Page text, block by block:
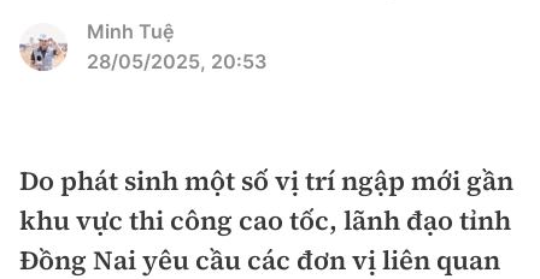
Mới nhất
Chính trị
Xã hội
Xây dựng
Chỉ đạo điều hành
Giao thông
Minh Tuệ
28/05/2025, 20:53
Do phát sinh một số vị trí ngập mới gần
khu vực thi công cao tốc, lãnh đạo tỉnh
Đồng Nai yêu cầu các đơn vị liên quan